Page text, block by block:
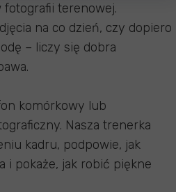
fotografii terenowej.
na co dzień, czy dopiero
– liczy się dobra
komórkowy lub
Nasza trenerka
kadru, podpowie, jak
i pokaże, jak robić piękne